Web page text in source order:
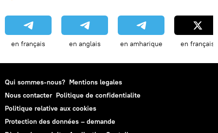
en français en anglais en amharique en français
Qui sommes-nous? Mentions legales
Nous contacter Politique de confidentialite
Politique relative aux cookies
Protection des données – demande